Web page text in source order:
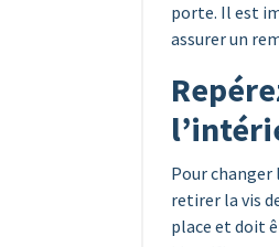
porte. Il est
assurer un
Pour changer
retirer la vis
place et doit